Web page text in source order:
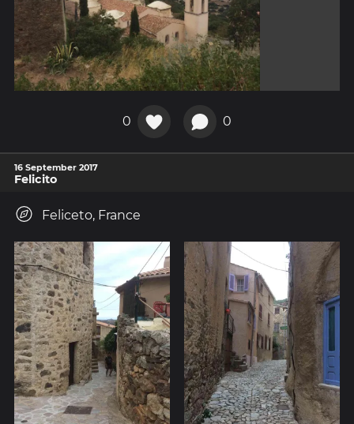
0 0
16 September 2017
Felicito
Feliceto, France